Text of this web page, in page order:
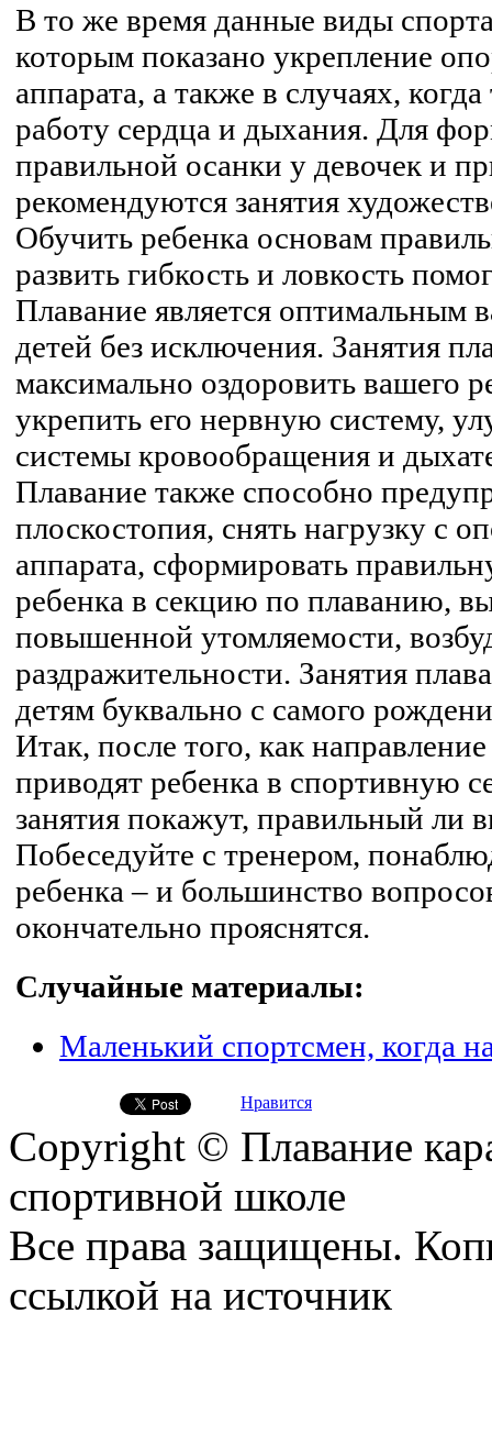
В то же время данные виды
которым показано укрепление
аппарата, а также в случаях,
работу сердца и дыхания. Для
правильной осанки у девочек и
рекомендуются занятия
Обучить ребенка основам
развить гибкость и ловкость
Плавание является оптимальным
детей без исключения. Занятия
максимально оздоровить вашего
укрепить его нервную систему,
системы кровообращения и
Плавание также способно
плоскостопия, снять нагрузку с
аппарата, сформировать
ребенка в секцию по плаванию,
повышенной утомляемости,
раздражительности. Занятия
детям буквально с самого
Итак, после того, как
приводят ребенка в спортивную
занятия покажут, правильный ли
Побеседуйте с тренером,
ребенка – и большинство
окончательно прояснятся.
Случайные материалы:
Маленький спортсмен, когда
Нравится
Copyright © Плавание
спортивной школе
Все права защищены.
ссылкой на источник